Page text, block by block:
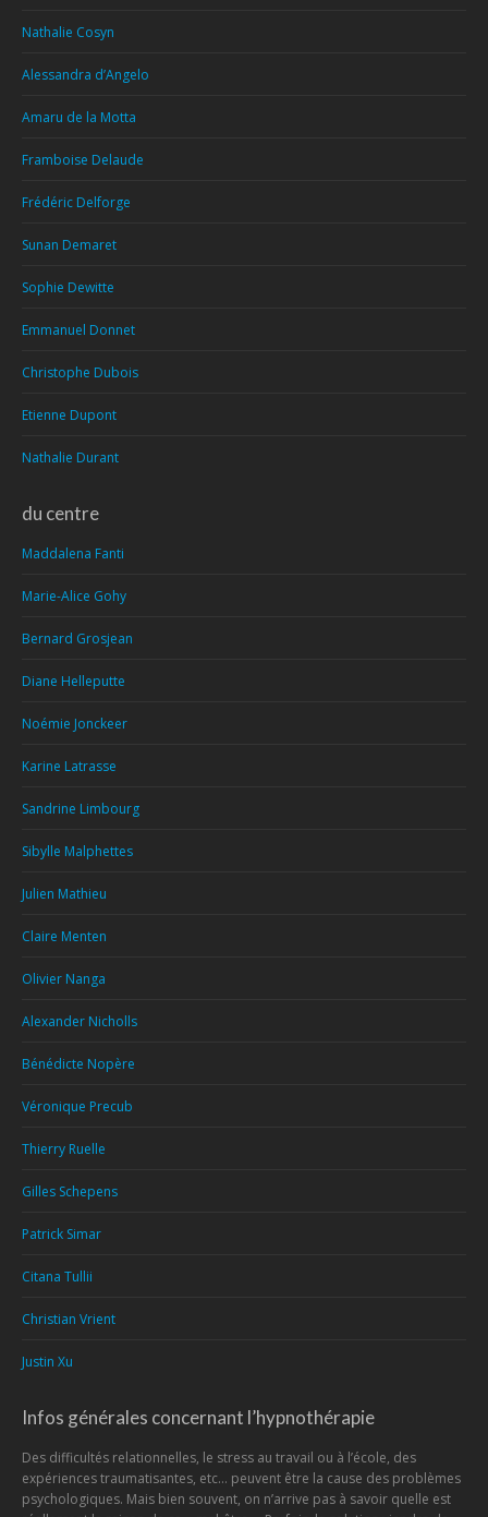
Nathalie Cosyn
Alessandra d’Angelo
Amaru de la Motta
Framboise Delaude
Frédéric Delforge
Sunan Demaret
Sophie Dewitte
Emmanuel Donnet
Christophe Dubois
Etienne Dupont
Nathalie Durant
du centre
Maddalena Fanti
Marie-Alice Gohy
Bernard Grosjean
Diane Helleputte
Noémie Jonckeer
Karine Latrasse
Sandrine Limbourg
Sibylle Malphettes
Julien Mathieu
Claire Menten
Olivier Nanga
Alexander Nicholls
Bénédicte Nopère
Véronique Precub
Thierry Ruelle
Gilles Schepens
Patrick Simar
Citana Tullii
Christian Vrient
Justin Xu
Infos générales concernant l’hypnothérapie
Des difficultés relationnelles, le stress au travail ou à l’école, des
expériences traumatisantes, etc… peuvent être la cause des problèmes
psychologiques. Mais bien souvent, on n’arrive pas à savoir quelle est